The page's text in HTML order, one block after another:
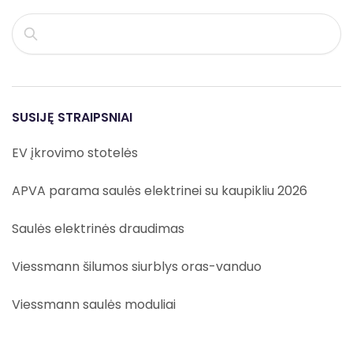
SUSIJĘ STRAIPSNIAI
EV įkrovimo stotelės
APVA parama saulės elektrinei su kaupikliu 2026
Saulės elektrinės draudimas
Viessmann šilumos siurblys oras-vanduo
Viessmann saulės moduliai